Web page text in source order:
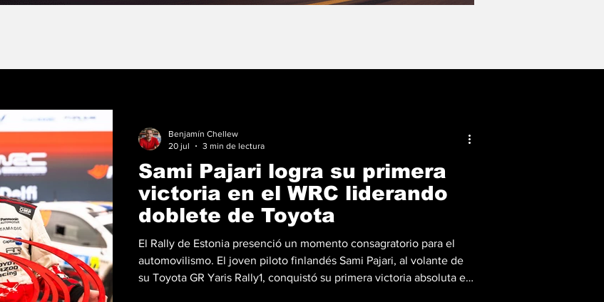
Sami Pajari logra su primera
victoria en el WRC liderando
doblete de Toyota
El Rally de Estonia presenció un momento consagratorio para el
automovilismo. El joven piloto finlandés Sami Pajari, al volante de
su Toyota GR Yaris Rally1, conquistó su primera victoria absoluta en
Benjamín Chellew
20 jul
3 min de lectura